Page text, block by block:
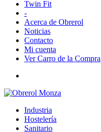
Twin Fit
-
Acerca de Obrerol
Noticias
Contacto
Mi cuenta
Ver Carro de la Compra
Industria
Hostelería
Sanitario